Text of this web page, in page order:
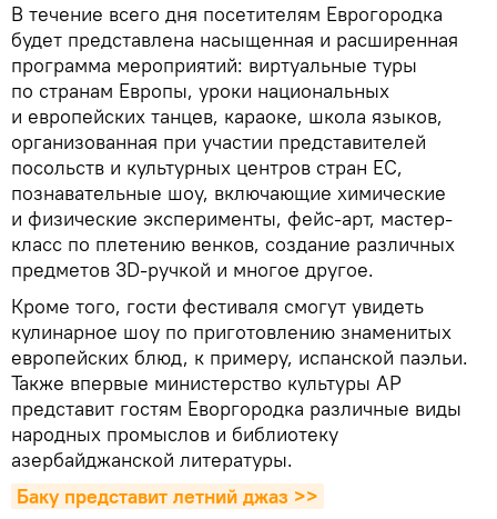
В течение всего дня посетителям Еврогородка
будет представлена насыщенная и расширенная
программа мероприятий: виртуальные туры
по странам Европы, уроки национальных
и европейских танцев, караоке, школа языков,
организованная при участии представителей
посольств и культурных центров стран ЕС,
познавательные шоу, включающие химические
и физические эксперименты, фейс-арт, мастер-
класс по плетению венков, создание различных
предметов 3D-ручкой и многое другое.
Кроме того, гости фестиваля смогут увидеть
кулинарное шоу по приготовлению знаменитых
европейских блюд, к примеру, испанской паэльи.
Также впервые министерство культуры АР
представит гостям Еворгородка различные виды
народных промыслов и библиотеку
азербайджанской литературы.
Баку представит летний джаз >>